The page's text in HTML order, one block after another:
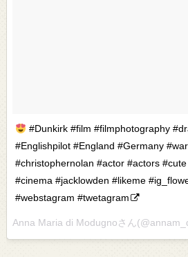
#Dunkirk #film #filmphotography
#Englishpilot #England #Germany
#christophernolan #actor #actors
#cinema #jacklowden #likeme
#webstagram #twetagram